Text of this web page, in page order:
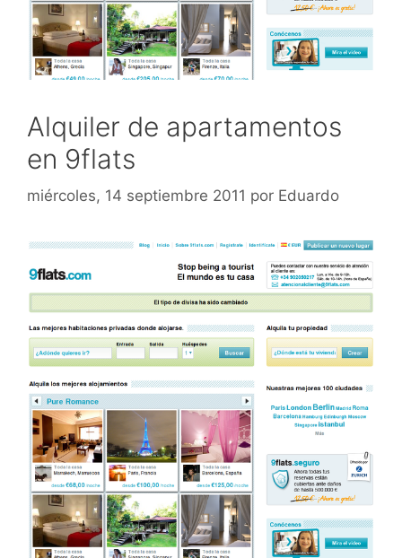
Alquiler de apartamentos
en 9flats
miércoles, 14 septiembre 2011 por Eduardo